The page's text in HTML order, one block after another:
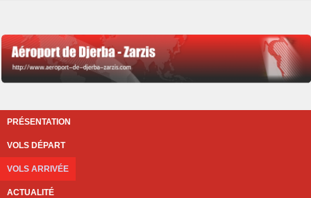
PRÉSENTATION
VOLS DÉPART
VOLS ARRIVÉE
ACTUALITÉ